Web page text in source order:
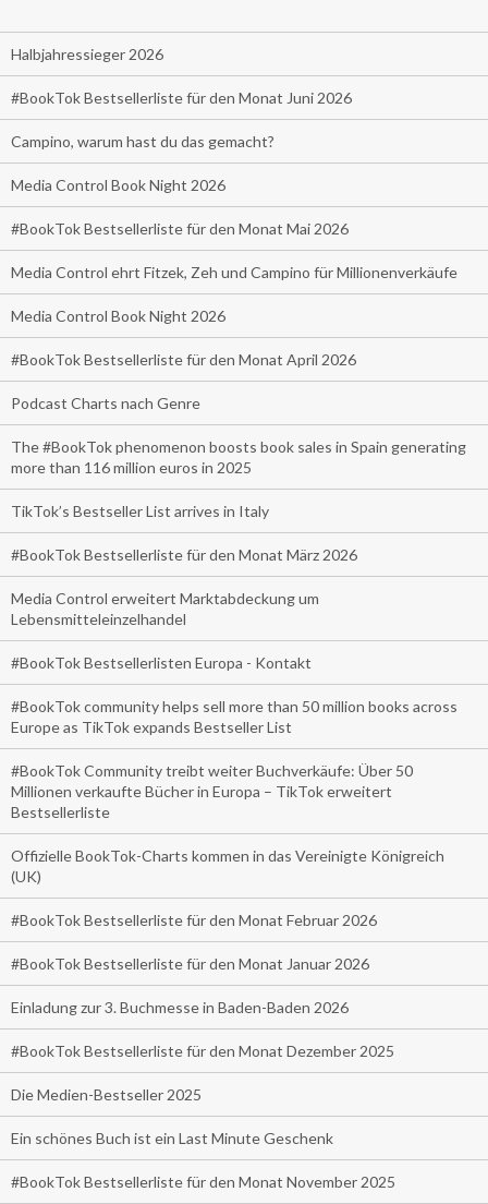
Halbjahressieger 2026
#BookTok Bestsellerliste für den Monat Juni 2026
Campino, warum hast du das gemacht?
Media Control Book Night 2026
#BookTok Bestsellerliste für den Monat Mai 2026
Media Control ehrt Fitzek, Zeh und Campino für Millionenverkäufe
Media Control Book Night 2026
#BookTok Bestsellerliste für den Monat April 2026
Podcast Charts nach Genre
The #BookTok phenomenon boosts book sales in Spain generating
more than 116 million euros in 2025
TikTok’s Bestseller List arrives in Italy
#BookTok Bestsellerliste für den Monat März 2026
Media Control erweitert Marktabdeckung um
Lebensmitteleinzelhandel
#BookTok Bestsellerlisten Europa - Kontakt
#BookTok community helps sell more than 50 million books across
Europe as TikTok expands Bestseller List
#BookTok Community treibt weiter Buchverkäufe: Über 50
Millionen verkaufte Bücher in Europa – TikTok erweitert
Bestsellerliste
Offizielle BookTok-Charts kommen in das Vereinigte Königreich
(UK)
#BookTok Bestsellerliste für den Monat Februar 2026
#BookTok Bestsellerliste für den Monat Januar 2026
Einladung zur 3. Buchmesse in Baden-Baden 2026
#BookTok Bestsellerliste für den Monat Dezember 2025
Die Medien-Bestseller 2025
Ein schönes Buch ist ein Last Minute Geschenk
#BookTok Bestsellerliste für den Monat November 2025